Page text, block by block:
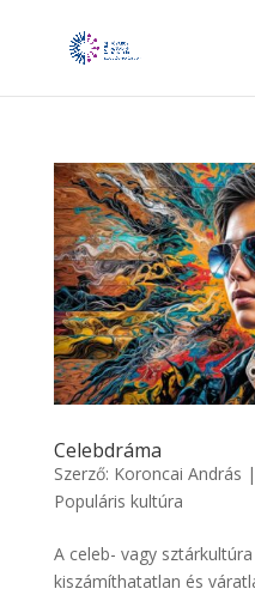
Celebdráma
Szerző: Koroncai András |
Populáris kultúra
A celeb- vagy
kiszámíthatatlan és